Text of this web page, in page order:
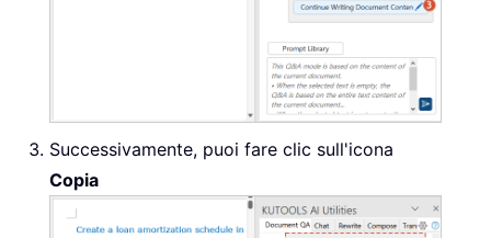
Successivamente, puoi fare clic sull'icona
Copia